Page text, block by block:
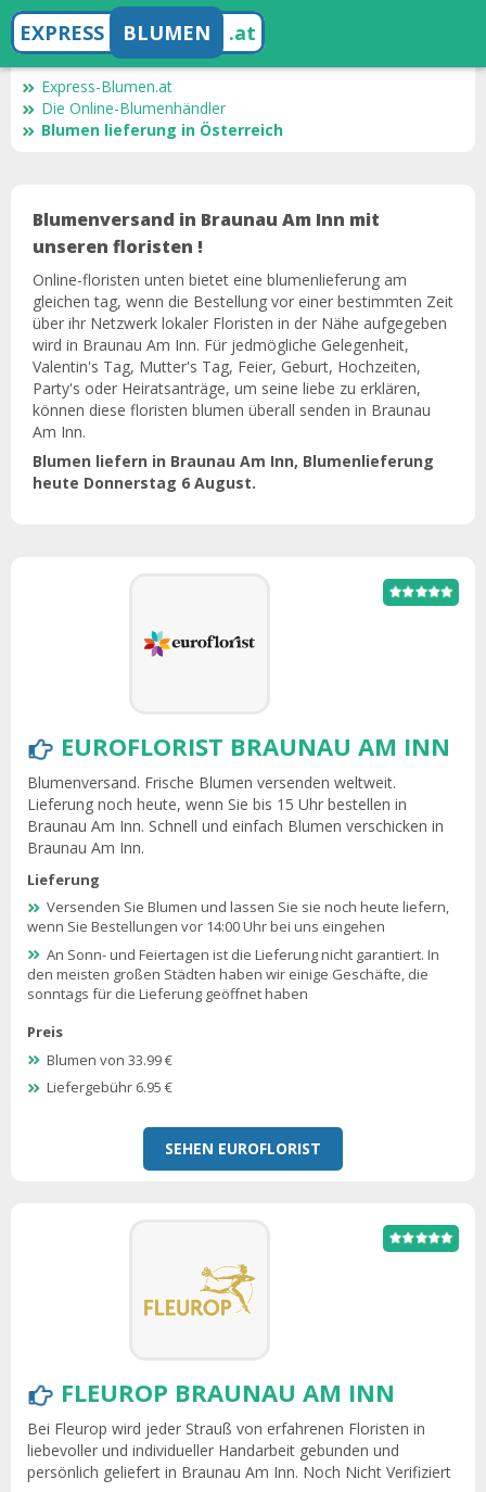
EXPRESS BLUMEN .at
Express-Blumen.at
Die Online-Blumenhändler
Blumen lieferung in Österreich
Blumenversand in Braunau Am Inn mit
unseren floristen !
Online-floristen unten bietet eine blumenlieferung am
gleichen tag, wenn die Bestellung vor einer bestimmten Zeit
über ihr Netzwerk lokaler Floristen in der Nähe aufgegeben
wird in Braunau Am Inn. Für jedmögliche Gelegenheit,
Valentin's Tag, Mutter's Tag, Feier, Geburt, Hochzeiten,
Party's oder Heiratsanträge, um seine liebe zu erklären,
können diese floristen blumen überall senden in Braunau
Am Inn.
Blumen liefern in Braunau Am Inn, Blumenlieferung
heute Donnerstag 6 August.
EUROFLORIST BRAUNAU AM INN
Blumenversand. Frische Blumen versenden weltweit.
Lieferung noch heute, wenn Sie bis 15 Uhr bestellen in
Braunau Am Inn. Schnell und einfach Blumen verschicken in
Braunau Am Inn.
Lieferung
Versenden Sie Blumen und lassen Sie sie noch heute liefern,
wenn Sie Bestellungen vor 14:00 Uhr bei uns eingehen
An Sonn- und Feiertagen ist die Lieferung nicht garantiert. In
den meisten großen Städten haben wir einige Geschäfte, die
sonntags für die Lieferung geöffnet haben
Preis
Blumen von 33.99 €
Liefergebühr 6.95 €
SEHEN EUROFLORIST
FLEUROP BRAUNAU AM INN
Bei Fleurop wird jeder Strauß von erfahrenen Floristen in
liebevoller und individueller Handarbeit gebunden und
persönlich geliefert in Braunau Am Inn. Noch Nicht Verifiziert